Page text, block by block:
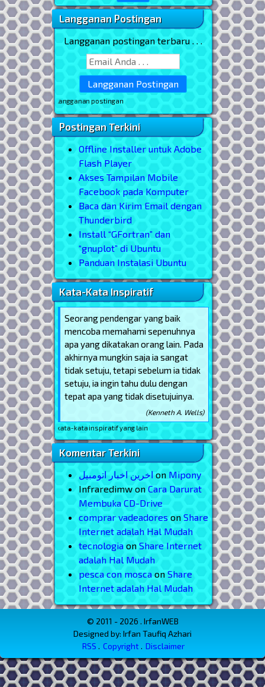
Langganan Postingan
Langganan postingan terbaru . . .
postingan
Postingan Terkini
Offline Installer untuk Adobe
Flash Player
Akses Tampilan Mobile
Facebook pada Komputer
Baca dan Kirim Email dengan
Thunderbird
Install “GFortran” dan
“gnuplot” di Ubuntu
Panduan Instalasi Ubuntu
Kata-Kata Inspiratif
Seorang pendengar yang baik
mencoba memahami sepenuhnya
apa yang dikatakan orang lain. Pada
akhirnya mungkin saja ia sangat
tidak setuju, tetapi sebelum ia tidak
setuju, ia ingin tahu dulu dengan
tepat apa yang tidak disetujuinya.
(Kenneth A. Wells)
kata-kata inspiratif yang lain
Komentar Terkini
اخرین اخبار اتومبیل on Mipony
Infraredimwon Cara Darurat
Membuka CD-Drive
comprar vadeadores on Share
Internet adalah Hal Mudah
tecnologiaon Share Internet
adalah Hal Mudah
pesca con moscaon Share
Internet adalah Hal Mudah
© 2011 - 2026 . IrfanWEB
Designed by: Irfan Taufiq Azhari
Menu Footer
RSS Copyright Disclaimer